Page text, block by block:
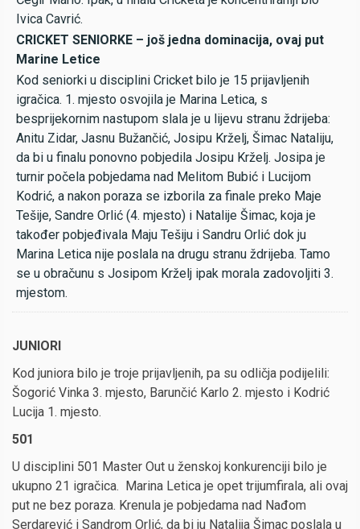
Ivica Cavrić.
CRICKET SENIORKE – još jedna dominacija, ovaj put
Marine Letice
Kod seniorki u disciplini Cricket bilo je 15 prijavljenih
igračica. 1. mjesto osvojila je Marina Letica, s
besprijekornim nastupom slala je u lijevu stranu ždrijeba:
Anitu Zidar, Jasnu Bužančić, Josipu Krželj, Šimac Nataliju,
da bi u finalu ponovno pobjedila Josipu Krželj. Josipa je
turnir počela pobjedama nad Melitom Bubić i Lucijom
Kodrić, a nakon poraza se izborila za finale preko Maje
Tešije, Sandre Orlić (4. mjesto) i Natalije Šimac, koja je
također pobjeđivala Maju Tešiju i Sandru Orlić dok ju
Marina Letica nije poslala na drugu stranu ždrijeba. Tamo
se u obračunu s Josipom Krželj ipak morala zadovoljiti 3.
mjestom.
JUNIORI
Kod juniora bilo je troje prijavljenih, pa su odličja podijelili:
Šogorić Vinka 3. mjesto, Barunčić Karlo 2. mjesto i Kodrić
Lucija 1. mjesto.
501
U disciplini 501 Master Out u ženskoj konkurenciji bilo je
ukupno 21 igračica. Marina Letica je opet trijumfirala, ali ovaj
put ne bez poraza. Krenula je pobjedama nad Nađom
Serdarević i Sandrom Orlić, da bi ju Natalija Šimac poslala u